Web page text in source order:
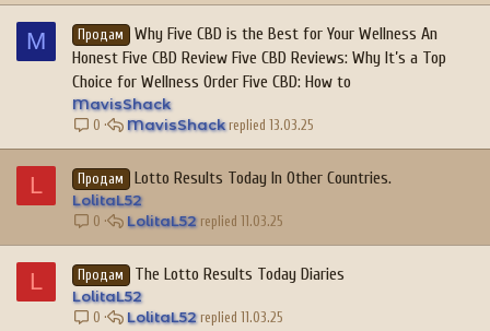
M Продам
Why Five CBD is the Best for Your Wellness An
Honest Five CBD Review Five CBD Reviews: Why It’s a Top
Choice for Wellness Order Five CBD: How to
MavisShack
0 13.03.25
MavisShack
L Продам Lotto Results Today In Other Countries.
LolitaL52
0 11.03.25
LolitaL52
L Продам The Lotto Results Today Diaries
LolitaL52
0 11.03.25
LolitaL52